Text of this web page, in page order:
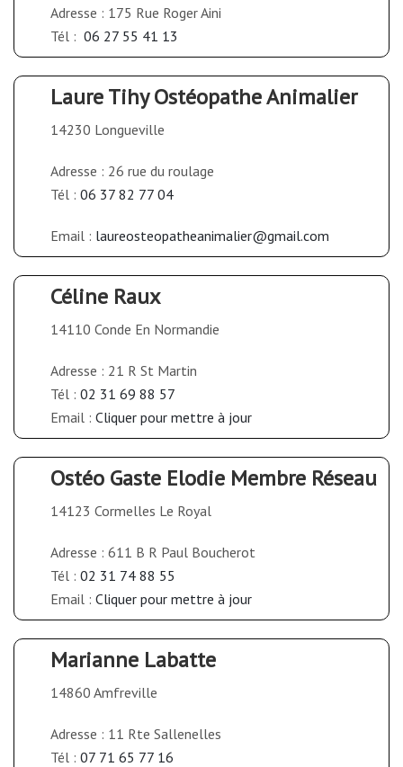
Adresse : 175 Rue Roger Aini
Tél : 06 27 55 41 13
Laure Tihy Ostéopathe Animalier
14230 Longueville
Adresse : 26 rue du roulage
Tél : 06 37 82 77 04
Email : laureosteopatheanimalier@gmail.com
Céline Raux
14110 Conde En Normandie
Adresse : 21 R St Martin
Tél : 02 31 69 88 57
Email : Cliquer pour mettre à jour
Ostéo Gaste Elodie Membre Réseau
14123 Cormelles Le Royal
Adresse : 611 B R Paul Boucherot
Tél : 02 31 74 88 55
Email : Cliquer pour mettre à jour
Marianne Labatte
14860 Amfreville
Adresse : 11 Rte Sallenelles
Tél : 07 71 65 77 16